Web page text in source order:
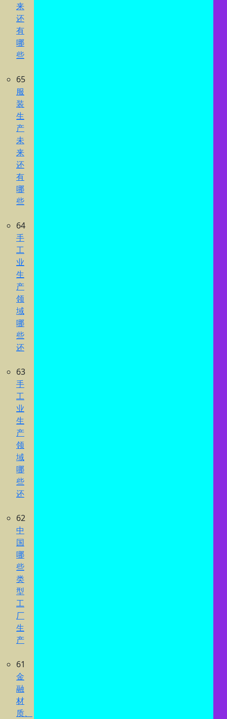
来
还
有
哪
些
65
服
装
生
产
未
来
还
有
哪
些
64
手
工
业
生
产
领
域
哪
些
还
63
手
工
业
生
产
领
域
哪
些
还
62
中
国
哪
些
类
型
工
厂
生
产
61
金
融
材
质、